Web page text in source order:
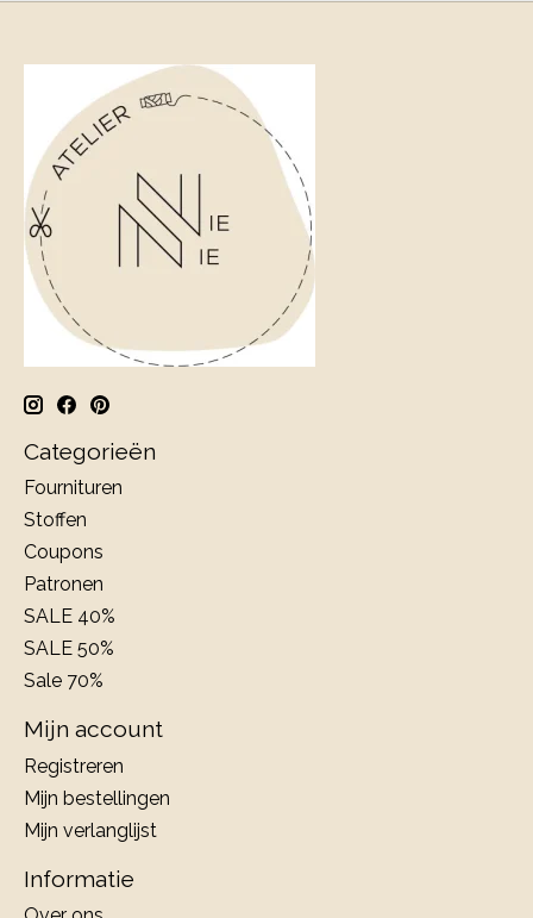
Categorieën
Fournituren
Stoffen
Coupons
Patronen
SALE 40%
SALE 50%
Sale 70%
Mijn account
Registreren
Mijn bestellingen
Mijn verlanglijst
Informatie